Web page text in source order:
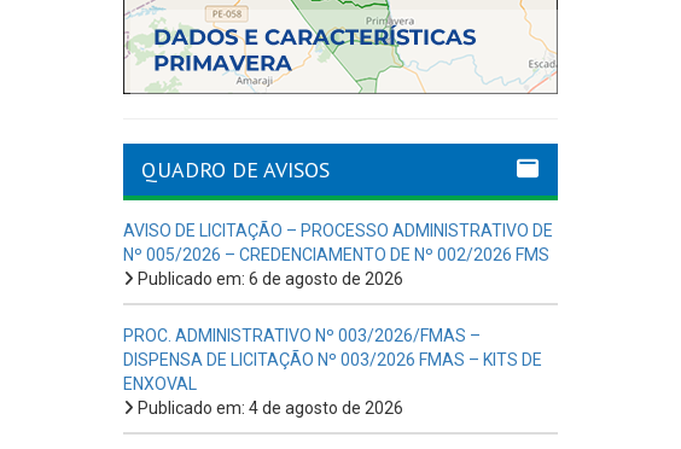
QUADRO DE AVISOS
AVISO DE LICITAÇÃO – PROCESSO ADMINISTRATIVO DE
Nº 005/2026 – CREDENCIAMENTO DE Nº 002/2026 FMS
Publicado em: 6 de agosto de 2026
PROC. ADMINISTRATIVO Nº 003/2026/FMAS –
DISPENSA DE LICITAÇÃO Nº 003/2026 FMAS – KITS DE
ENXOVAL
Publicado em: 4 de agosto de 2026